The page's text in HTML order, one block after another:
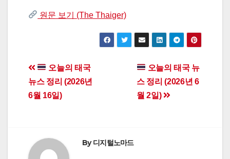
원문 보기 (The Thaiger)
Post
navigation
오늘의 태국 뉴
스 정리 (2026년 6
월 2일)
오늘의 태국
뉴스 정리 (2026년
6월 16일)
By디지털노마드